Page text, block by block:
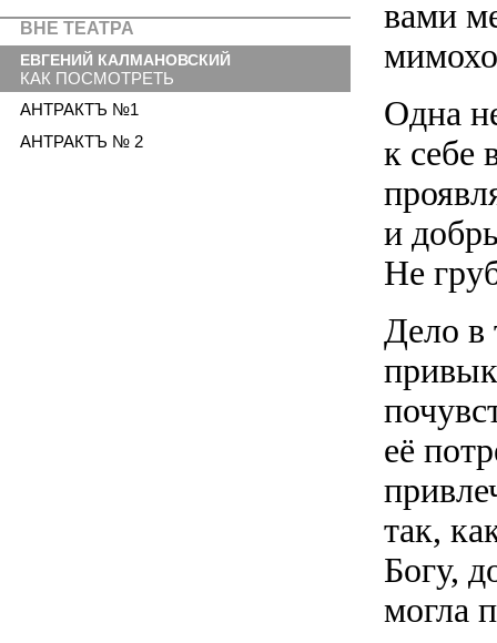
вами
Одна
к себе
и
Не
Дело в
её
так,
Богу,
могла
ВНЕ ТЕАТРА
ЕВГЕНИЙ КАЛМАНОВСКИЙ
КАК ПОСМОТРЕТЬ
АНТРАКТЪ №1
АНТРАКТЪ № 2